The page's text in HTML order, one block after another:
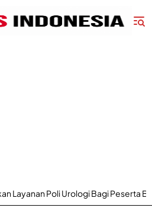
Bagi Peserta BPJS Kesehatan